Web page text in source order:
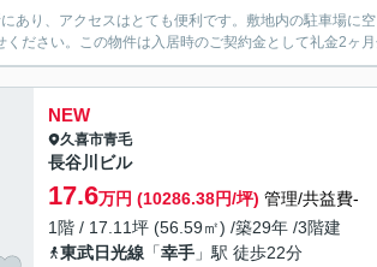
あり、アクセスはとても便利です。敷地内の駐車場に
ださい。この物件は入居時のご契約金として礼金2ヶ月
NEW
久喜市青毛
長谷川ビル
17.6万円 (10286.38円/坪) 管理/共益費-
1階 / 17.11坪 (56.59㎡) /築29年 /3階建
東武日光線 「幸手 」駅 徒歩22分